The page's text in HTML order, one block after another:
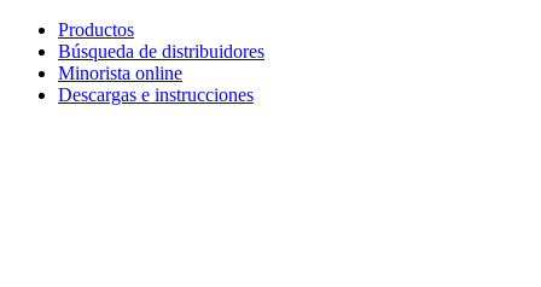
contenido
Productos
Búsqueda de distribuidores
Minorista online
Descargas e instrucciones